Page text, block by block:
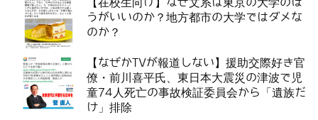
うがいいのか？地方都市の大学ではダメな
のか？
【なぜかTVが報道しない】援助交際好き官
僚・前川喜平氏、東日本大震災の津波で児
童74人死亡の事故検証委員会から「遺族だ
け」排除